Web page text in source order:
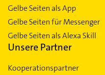
Gelbe Seiten als App
Gelbe Seiten für Messenger
Gelbe Seiten als Alexa Skill
Unsere Partner
Kooperationspartner